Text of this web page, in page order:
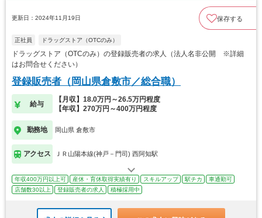
更新日：2024年11月19日 保存する
正社員 ドラッグストア（OTCのみ）
ドラッグストア（OTCのみ）の登録販売者の求人（法人名非公開 ※詳細
はお問合せください）
登録販売者（岡山県倉敷市／総合職）
給与
【月収】18.0万円～26.5万円程度
【年収】270万円～400万円程度
勤務地 岡山県 倉敷市
アクセス ＪＲ山陽本線(神戸－門司) 西阿知駅
年収400万円以上可 産休・育休取得実績有り スキルアップ 駅チカ
車通勤可
店舗数30以上
登録販売者の求人 積極採用中